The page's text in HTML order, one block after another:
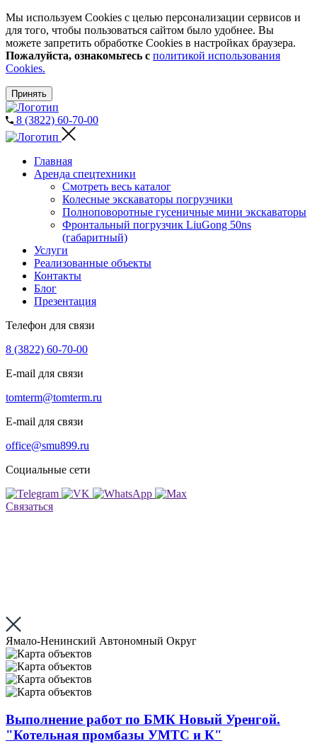
Мы используем Cookies с целью персонализации сервисов и
для того, чтобы пользоваться сайтом было удобнее. Вы
можете запретить обработке Cookies в настройках браузера.
Пожалуйста, ознакомьтесь с политикой использования
Cookies.
Принять
8 (3822) 60-70-00
Главная
Аренда спецтехники
Смотреть весь каталог
Колесные экскаваторы погрузчики
Полноповоротные гусеничные мини экскаваторы
Фронтальный погрузчик LiuGong 50ns
(габаритный)
Услуги
Реализованные объекты
Контакты
Блог
Презентация
Телефон для связи
8 (3822) 60-70-00
E-mail для связи
tomterm@tomterm.ru
E-mail для связи
office@smu899.ru
Социальные сети
Связаться
office@smu899.ru
tomterm@tomterm.ru
Реализованные объекты
Ямало-Ненинский Автономный Округ
Выполнение работ по БМК Новый Уренгой.
"Котельная промбазы УМТС и К"